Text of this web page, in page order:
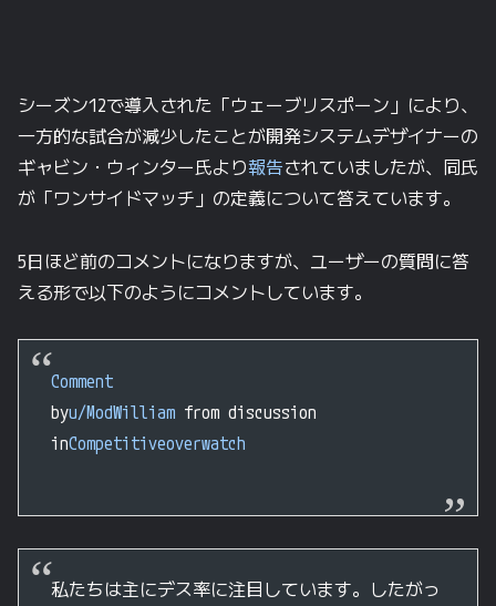
シーズン12で導入された「ウェーブリスポーン」により、
一方的な試合が減少したことが開発システムデザイナーの
ギャビン・ウィンター氏より報告されていましたが、同氏
が「ワンサイドマッチ」の定義について答えています。
5日ほど前のコメントになりますが、ユーザーの質問に答
える形で以下のようにコメントしています。
Comment
byu/ModWilliamfrom discussion
inCompetitiveoverwatch
私たちは主にデス率に注目しています。したがっ